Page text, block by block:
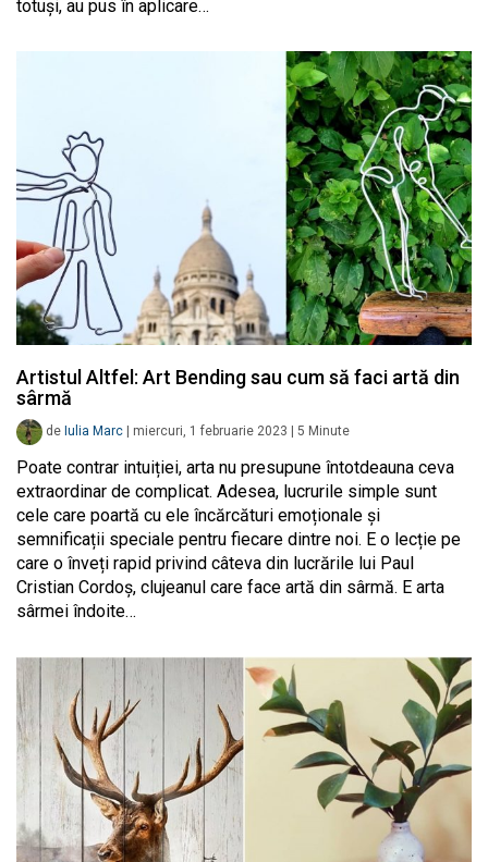
totuși, au pus în aplicare…
Artistul Altfel: Art Bending sau cum să faci artă din
sârmă
de Iulia Marc miercuri, 1 februarie 2023 5 Minute
Poate contrar intuiției, arta nu presupune întotdeauna ceva
extraordinar de complicat. Adesea, lucrurile simple sunt
cele care poartă cu ele încărcături emoționale și
semnificații speciale pentru fiecare dintre noi. E o lecție pe
care o înveți rapid privind câteva din lucrările lui Paul
Cristian Cordoș, clujeanul care face artă din sârmă. E arta
sârmei îndoite…